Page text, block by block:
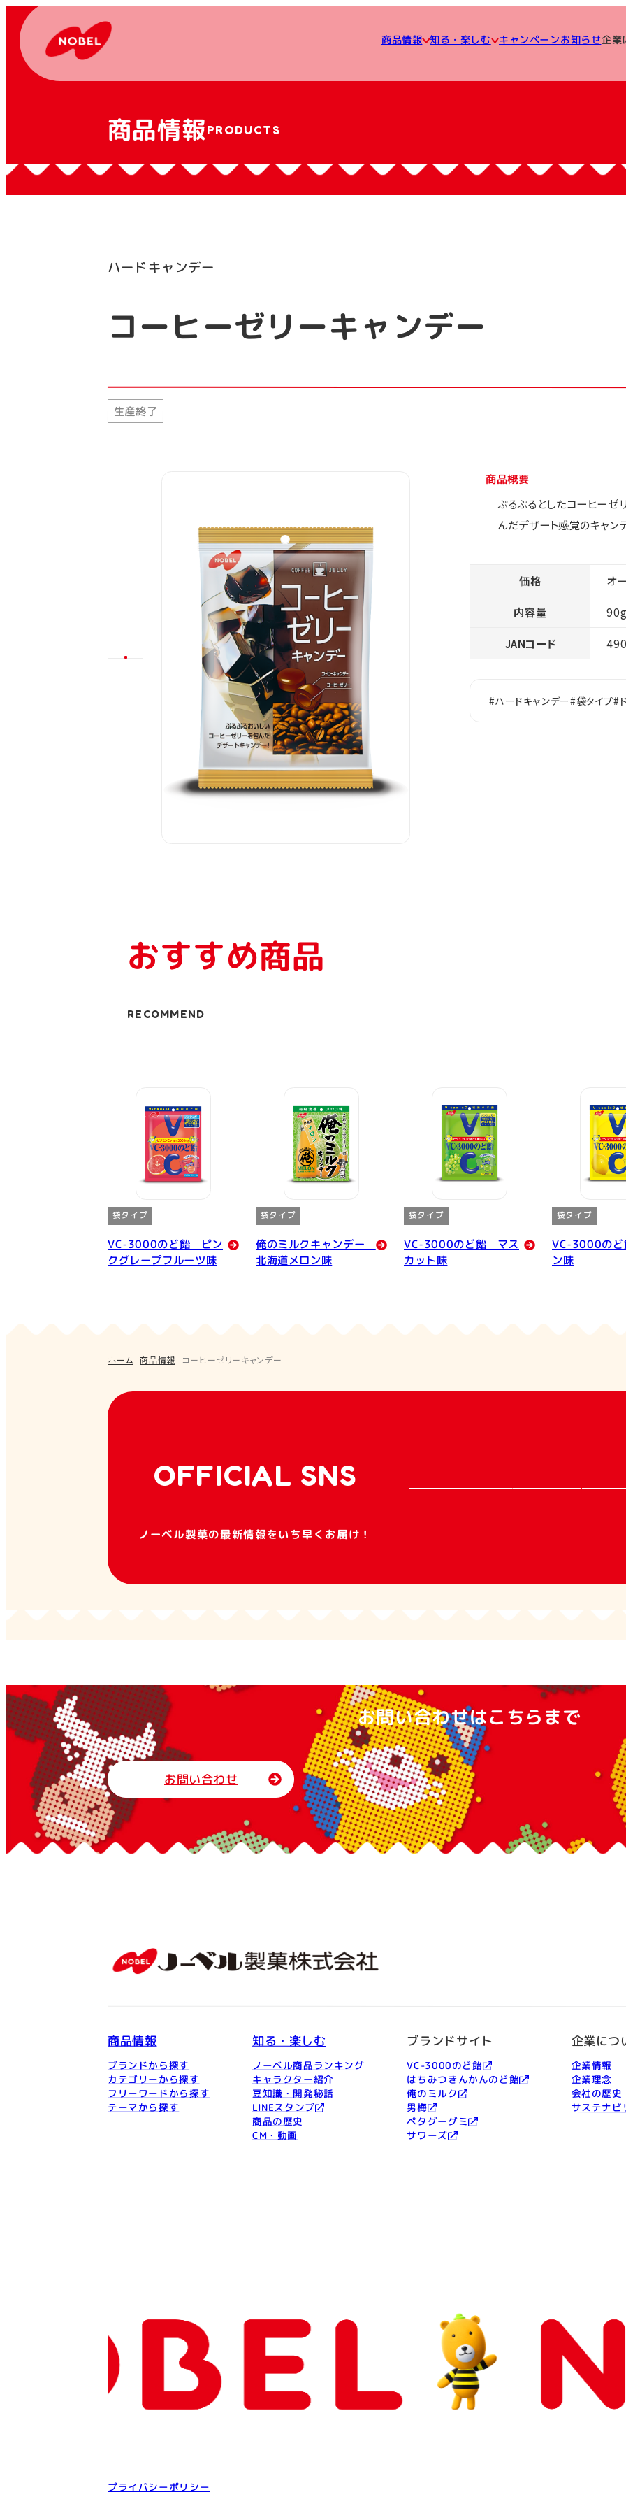
商品情報 知る・楽しむ キャンペーンお知らせ企業
商品情報PRODUCTS
ハードキャンデー
コーヒーゼリーキャンデー
生産終了
商品概要
ぷるぷるとしたコーヒーゼ
んだデザート感覚のキャン
価格 オ
内容量 90g
JANコード
#ハードキャンデー#袋タイプ#
おすすめ商品
RECOMMEND
袋タイプ
VC-3000のど飴 ピン
クグレープフルーツ味
袋タイプ
俺のミルクキャンデー
北海道メロン味
袋タイプ
VC-3000のど飴 マス
カット味
袋タイプ
VC-3000の
ン味
ホーム 商品情報 コーヒーゼリーキャンデー
OFFICIAL SNS
ノーベル製菓の最新情報をいち早くお届け！
お問い合わせはこちらまで
お問い合わせ
商品情報
ブランドから探す
カテゴリーから探す
フリーワードから探す
テーマから探す
知る・楽しむ
ノーベル商品ランキング
キャラクター紹介
豆知識・開発秘話
LINEスタンプ
商品の歴史
CM・動画
ブランドサイト
VC-3000のど飴
はちみつきんかんのど飴
俺のミルク
男梅
ペタグーグミ
サワーズ
企業につ
企業情報
企業理念
会社の歴史
サステナビ
プライバシーポリシー